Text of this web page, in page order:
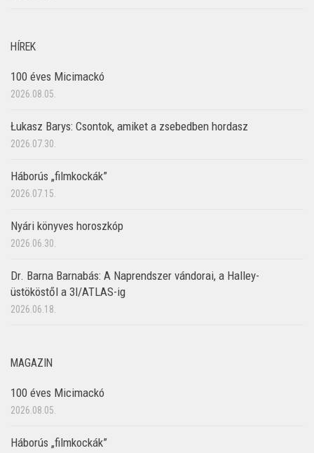
HÍREK
100 éves Micimackó
2026.08.05.
Łukasz Barys: Csontok, amiket a zsebedben hordasz
2026.07.30.
Háborús „filmkockák”
2026.07.15.
Nyári könyves horoszkóp
2026.06.30.
Dr. Barna Barnabás: A Naprendszer vándorai, a Halley-
üstököstől a 3I/ATLAS-ig
2026.06.18.
MAGAZIN
100 éves Micimackó
2026.08.05.
Háborús „filmkockák”